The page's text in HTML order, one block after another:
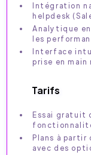
Intégration
helpdesk
Analytique
les
Interface
prise en
Tarifs
Essai gratuit
Plans à
avec des